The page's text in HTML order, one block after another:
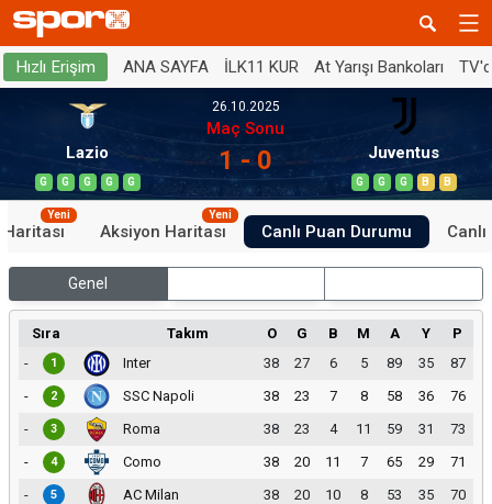
Hızlı Erişim ANA SAYFA İLK11 KUR At Yarışı Bankoları
Lazio
G G G G G
26.10.2025
Maç Sonu
1 - 0 Juventus
G G G B B
Haritası
Yeni
Aksiyon Haritası
Yeni
Canlı Puan Durumu
Genel
Sıra Takım O G B M A Y
P
-
1 Inter 38 27 6 5 89 35
87
-
2 SSC Napoli 38 23 7 8 58 36
76
-
3 Roma 38 23 4 11 59 31
73
-
4 Como 38 20 11 7 65 29
71
-
5 AC Milan 38 20 10 8 53 35
70